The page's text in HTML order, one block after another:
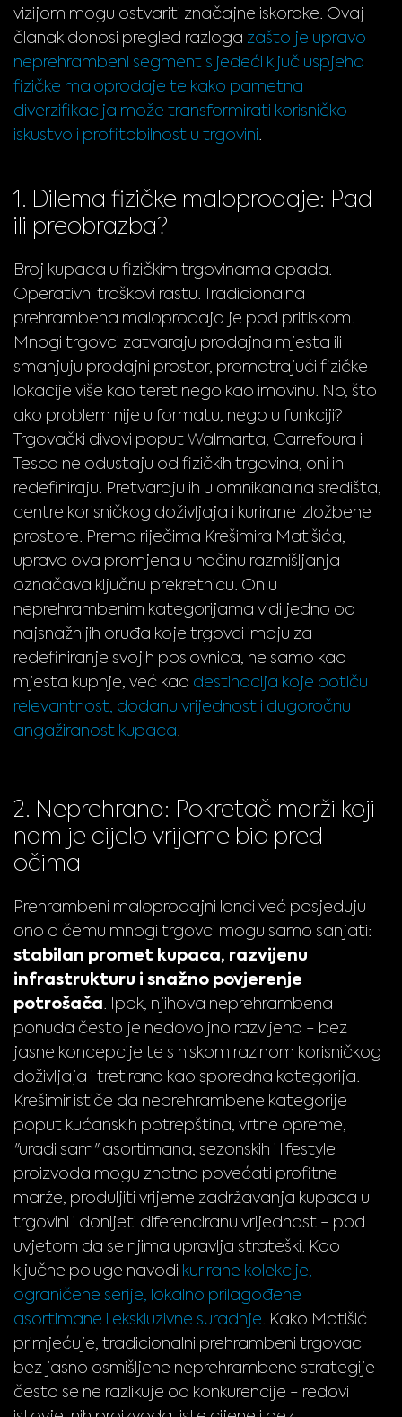
vizijom mogu ostvariti značajne iskorake. Ovaj
članak donosi pregled razloga zašto je upravo
neprehrambeni segment sljedeći ključ uspjeha
fizičke maloprodaje te kako pametna
diverzifikacija može transformirati korisničko
iskustvo i profitabilnost u trgovini.
1. Dilema fizičke maloprodaje: Pad
ili preobrazba?
Broj kupaca u fizičkim trgovinama opada.
Operativni troškovi rastu. Tradicionalna
prehrambena maloprodaja je pod pritiskom.
Mnogi trgovci zatvaraju prodajna mjesta ili
smanjuju prodajni prostor, promatrajući fizičke
lokacije više kao teret nego kao imovinu. No, što
ako problem nije u formatu, nego u funkciji?
Trgovački divovi poput Walmarta, Carrefoura i
Tesca ne odustaju od fizičkih trgovina, oni ih
redefiniraju. Pretvaraju ih u omnikanalna središta,
centre korisničkog doživljaja i kurirane izložbene
prostore. Prema riječima Krešimira Matišića,
upravo ova promjena u načinu razmišljanja
označava ključnu prekretnicu. On u
neprehrambenim kategorijama vidi jedno od
najsnažnijih oruđa koje trgovci imaju za
redefiniranje svojih poslovnica, ne samo kao
mjesta kupnje, već kao destinacija koje potiču
relevantnost, dodanu vrijednost i dugoročnu
angažiranost kupaca.
2. Neprehrana: Pokretač marži koji
nam je cijelo vrijeme bio pred
očima
Prehrambeni maloprodajni lanci već posjeduju
ono o čemu mnogi trgovci mogu samo sanjati:
stabilan promet kupaca, razvijenu
infrastrukturu i snažno povjerenje
potrošača. Ipak, njihova neprehrambena
ponuda često je nedovoljno razvijena - bez
jasne koncepcije te s niskom razinom korisničkog
doživljaja i tretirana kao sporedna kategorija.
Krešimir ističe da neprehrambene kategorije
poput kućanskih potrepština, vrtne opreme,
"uradi sam" asortimana, sezonskih i lifestyle
proizvoda mogu znatno povećati profitne
marže, produljiti vrijeme zadržavanja kupaca u
trgovini i donijeti diferenciranu vrijednost - pod
uvjetom da se njima upravlja strateški. Kao
ključne poluge navodi kurirane kolekcije,
ograničene serije, lokalno prilagođene
asortimane i ekskluzivne suradnje. Kako Matišić
primjećuje, tradicionalni prehrambeni trgovac
bez jasno osmišljene neprehrambene strategije
često se ne razlikuje od konkurencije - redovi